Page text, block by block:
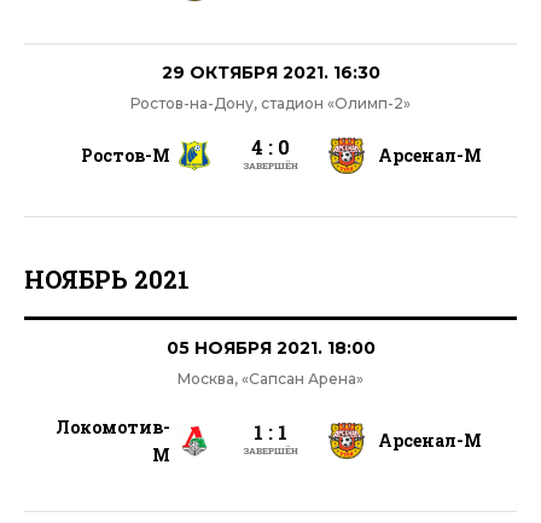
29 ОКТЯБРЯ 2021. 16:30
Ростов-на-Дону, стадион «Олимп-2»
Ростов-М 4 : 0
ЗАВЕРШЁН Арсенал-М
НОЯБРЬ 2021
05 НОЯБРЯ 2021. 18:00
Москва, «Сапсан Арена»
Локомотив-
М
1 : 1
ЗАВЕРШЁН Арсенал-М